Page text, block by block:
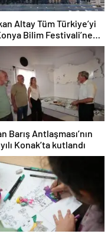
Altay Tüm Türkiye’yi
Bilim Festivali’ne
Etti
Barış Antlaşması’nın
Konak’ta kutlandı